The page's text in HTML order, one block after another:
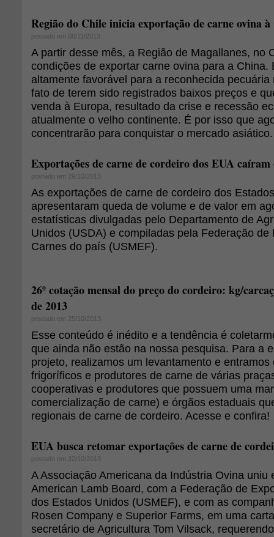
Região do Chile inicia exportação de carne ovina
postado em 08/11/2013
A partir desse mês, a Região de Magallanes, no
condições de exportar carne ovina para a China.
altamente favorável para a reconhecida
fato de terem sido registrados baixos preços e
venda à Europa, resultado da crise e recessão
atualmente o velho continente. É por isso que
concentrarão para conquistar o mercado asiático.
Exportações de carne de cordeiro dos EUA caíram
postado em 29/10/2013
As exportações de carne de cordeiro dos
apresentaram queda de volume e de valor em
estatísticas divulgadas pelo Departamento de
Unidos (USDA) e compiladas pela Federação de
Carnes do país (USMEF).
26º cotação mensal do preço do cordeiro: kg/
de 2013
postado em 25/10/2013
Esse conteúdo é inédito e a tendência é
que ainda não estão na nossa pesquisa. Para a
projeto, realizamos um levantamento e entramos
frigoríficos e produtores de carne de várias
cooperativas e produtores que possuem uma
comercialização de carne) e órgãos estaduais
regionais de carne de cordeiro. Acesse e confira!
EUA busca retomar exportações de carne de
postado em 22/10/2013
A Associação Americana da Indústria Ovina uniu
American Lamb Board, com a Federação de
dos Estados Unidos (USMEF), e com as
Rosen Company e Superior Farms, em uma
secretário de Agricultura Tom Vilsack,